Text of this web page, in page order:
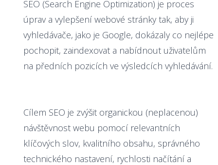
SEO (Search Engine Optimization) je proces
úprav a vylepšení webové stránky tak, aby ji
vyhledávače, jako je Google, dokázaly co nejlépe
pochopit, zaindexovat a nabídnout uživatelům
na předních pozicích ve výsledcích vyhledávání.
Cílem SEO je zvýšit organickou (neplacenou)
návštěvnost webu pomocí relevantních
klíčových slov, kvalitního obsahu, správného
technického nastavení, rychlosti načítání a